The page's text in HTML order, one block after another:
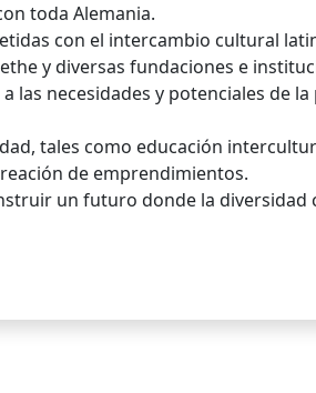
toda Alemania.
con el intercambio cultural
y diversas fundaciones e
las necesidades y potenciales de
tales como educación
de emprendimientos.
un futuro donde la diversidad